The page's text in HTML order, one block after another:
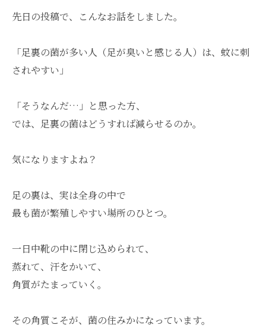
先日の投稿で、こんなお話をしました。
「足裏の菌が多い人（足が臭いと感じる人）は、蚊に刺
されやすい」
「そうなんだ…」と思った方、
では、足裏の菌はどうすれば減らせるのか。
気になりますよね？
足の裏は、実は全身の中で
最も菌が繁殖しやすい場所のひとつ。
一日中靴の中に閉じ込められて、
蒸れて、汗をかいて、
角質がたまっていく。
その角質こそが、菌の住みかになっています。